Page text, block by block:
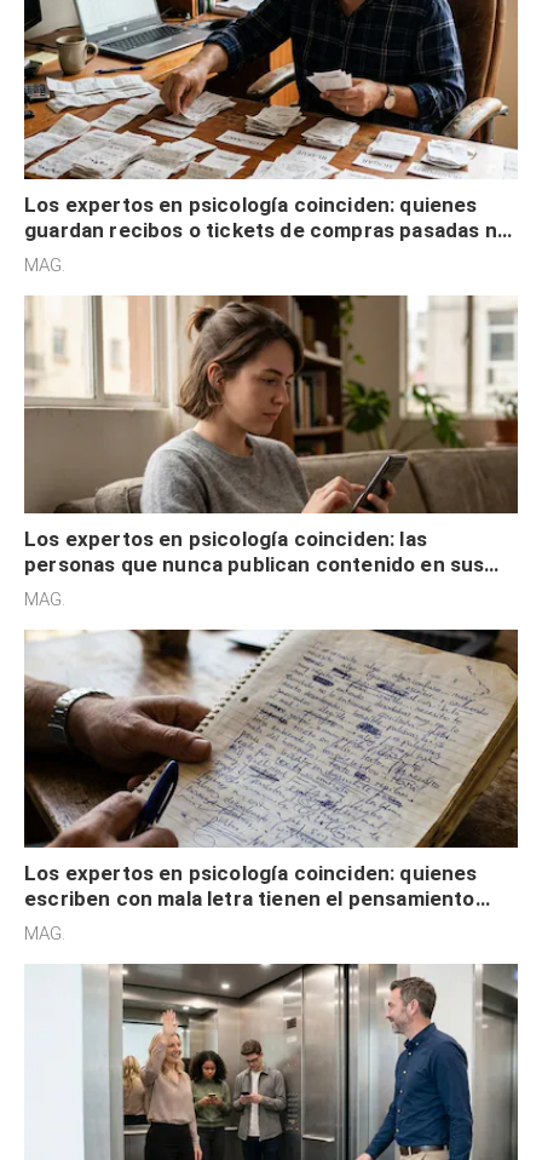
Los expertos en psicología coinciden: quienes
guardan recibos o tickets de compras pasadas no
son acumuladores, sino que tienen necesidad de
MAG.
Los expertos en psicología coinciden: las
personas que nunca publican contenido en sus
redes sociales no pretenden buscar validación
MAG.
Los expertos en psicología coinciden: quienes
escriben con mala letra tienen el pensamiento
acelerado y no lo hacen por desinterés
MAG.